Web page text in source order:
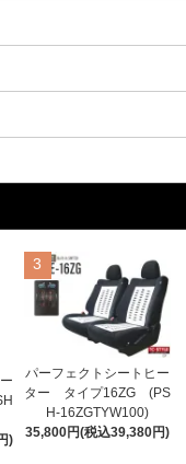
)
3
パーフェクトシートヒー
ター タイプ16ZG (PS
H-16ZGTYW100)
35,800円(税込39,380円)